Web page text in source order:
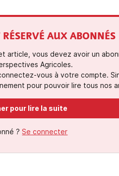
RÉSERVÉ AUX ABONNÉS
article, vous devez avoir un
Agricoles.
vous à votre compte.
pour pouvoir lire tous nos
pour lire la suite
? Se connecter